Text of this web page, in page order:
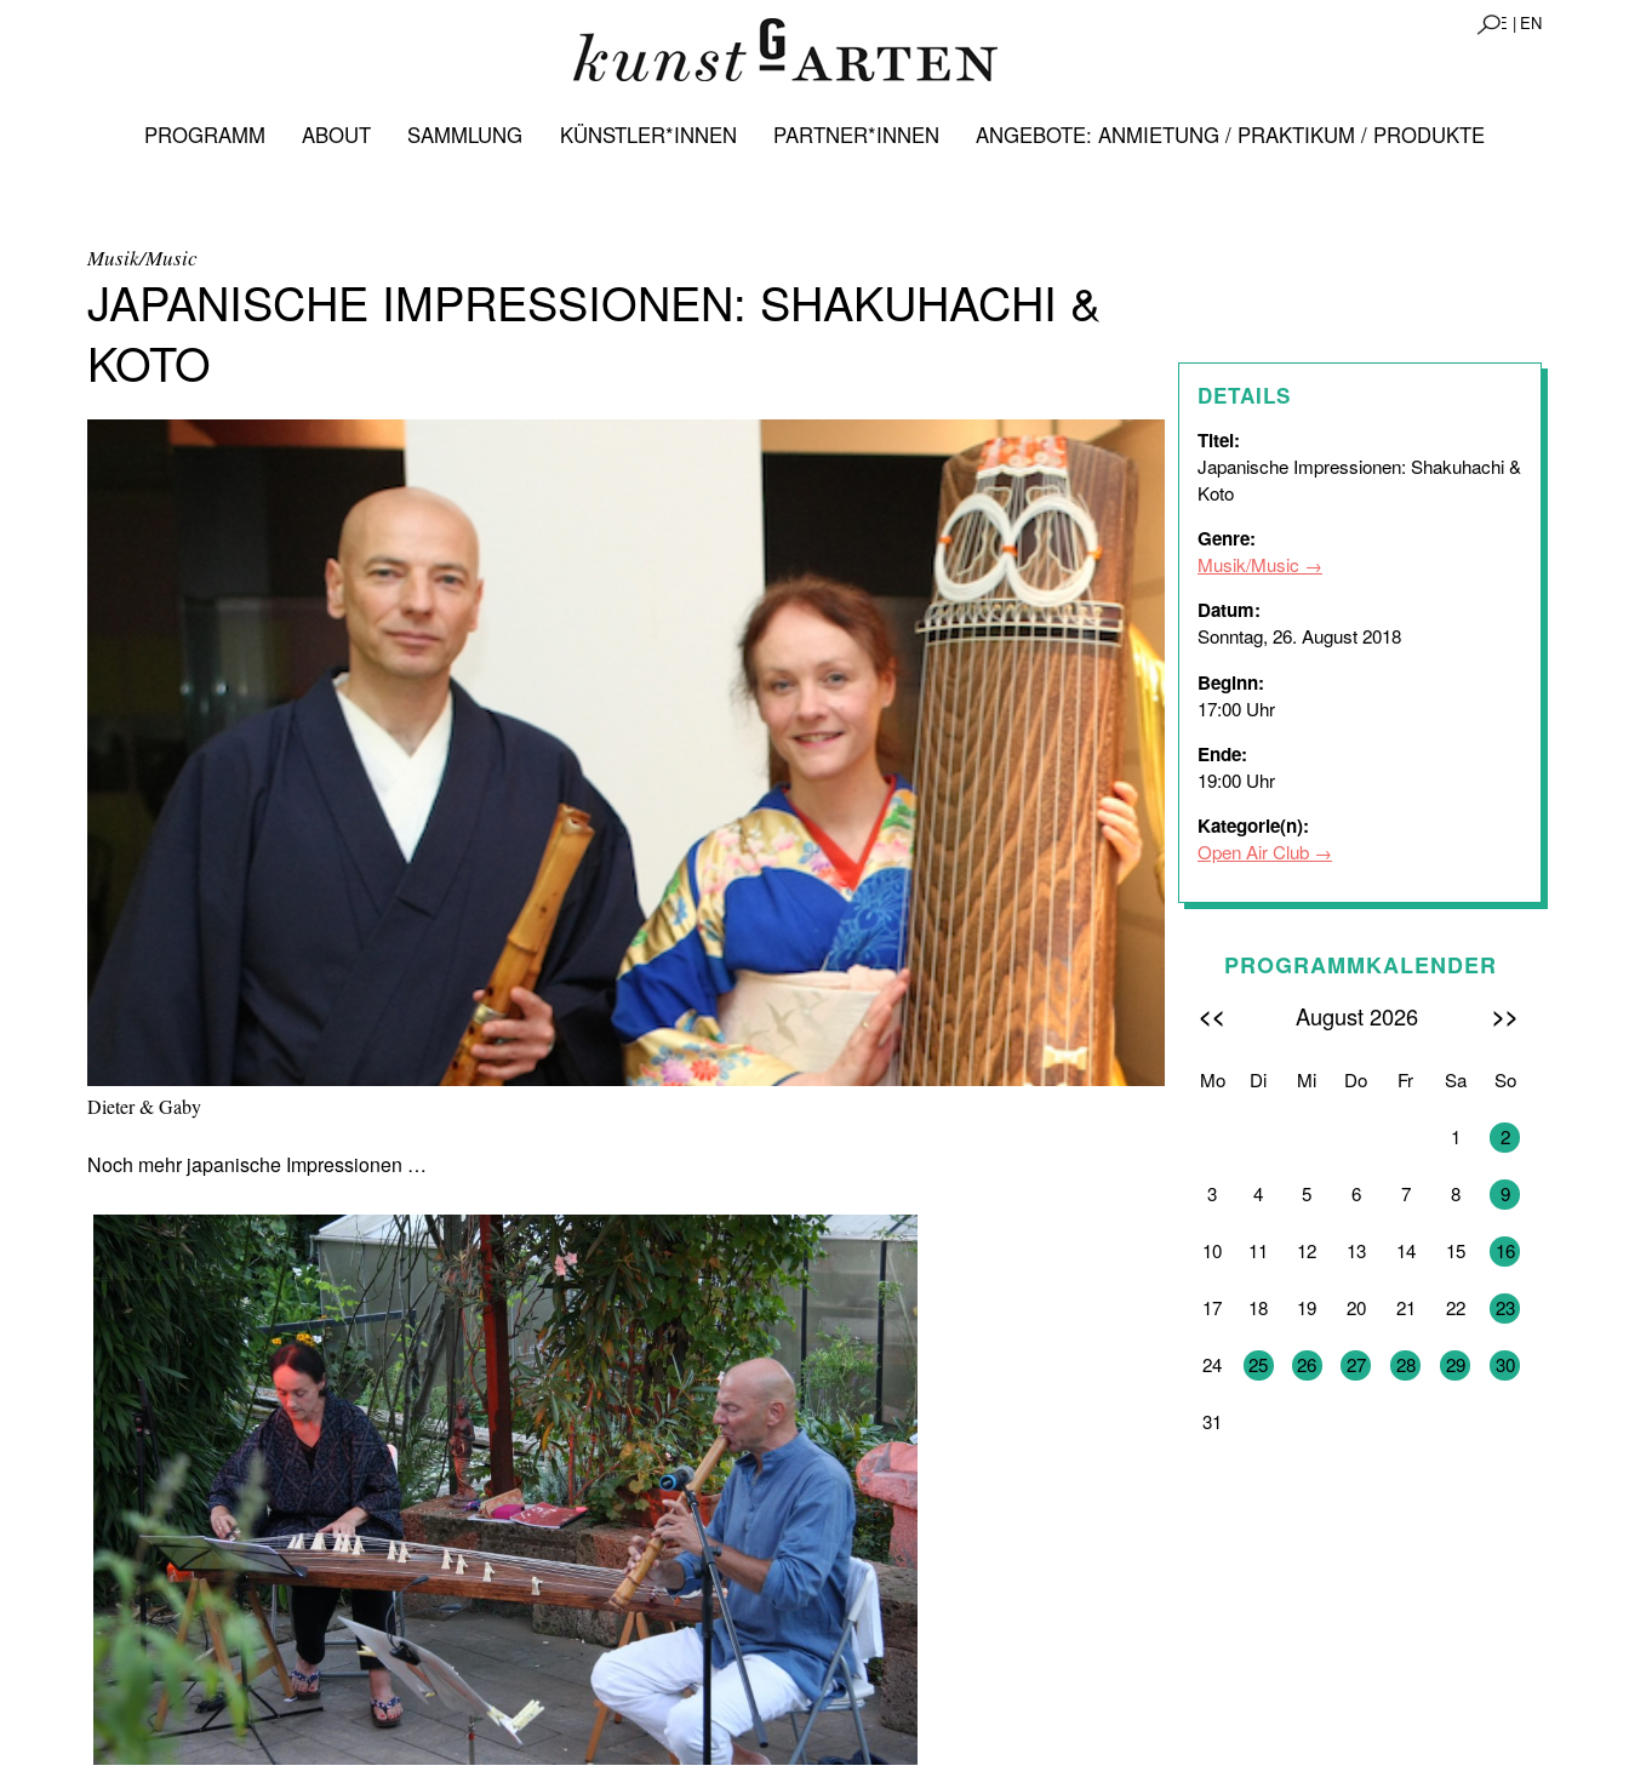
DE | EN
PROGRAMM ABOUT SAMMLUNG KÜNSTLER*INNEN PARTNER*INNEN ANGEBOTE: ANMIETUNG / PRAKTIKUM / PRODUKTE
Musik/Music
JAPANISCHE IMPRESSIONEN: SHAKUHACHI &
KOTO
Dieter & Gaby
Noch mehr japanische Impressionen …
DETAILS
Titel:
Japanische Impressionen: Shakuhachi &
Koto
Genre:
Musik/Music
Datum:
Sonntag, 26. August 2018
Beginn:
17:00 Uhr
Ende:
19:00 Uhr
Kategorie(n):
Open Air Club
PROGRAMMKALENDER
<< August 2026 >>
Mo Di Mi Do Fr Sa So
1 2
3 4 5 6 7 8 9
10 11 12 13 14 15 16
17 18 19 20 21 22 23
24 25 26 27 28 29 30
31